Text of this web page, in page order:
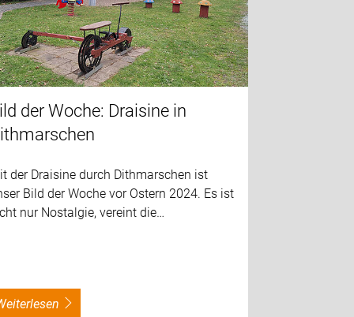
der Woche: Draisine in
der Draisine durch Dithmarschen ist
Bild der Woche vor Ostern 2024. Es ist
nur Nostalgie, vereint die…
weiterlesen